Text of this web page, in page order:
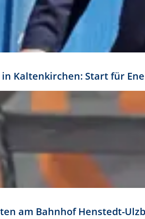
Kaltenkirchen: Start für
am Bahnhof Henstedt-